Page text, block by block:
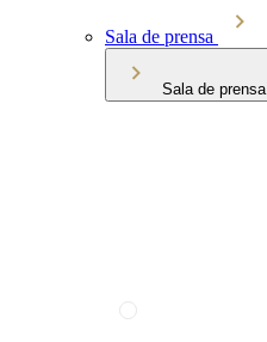
Sala de prensa
Sala de prensa